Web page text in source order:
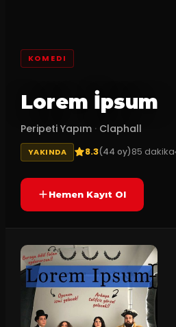
KOMEDI
Lorem İpsum
Peripeti Yapım · Claphall
YAKINDA 8.3(44 oy)85 dakika
Hemen Kayıt Ol